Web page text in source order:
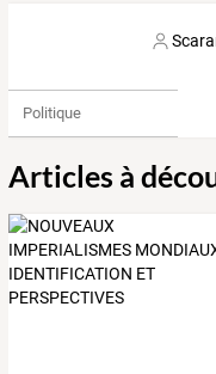
Politique
Articles à